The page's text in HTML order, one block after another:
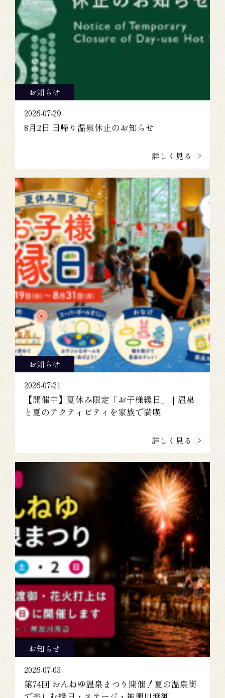
お知らせ
2026-07-29
8月2日 日帰り温泉休止のお知らせ
詳しく見る
お知らせ
2026-07-21
【開催中】夏休み限定「お子様縁日」｜温泉
と夏のアクティビティを家族で満喫
詳しく見る
お知らせ
2026-07-03
第74回 おんねゆ温泉まつり開催！夏の温泉街